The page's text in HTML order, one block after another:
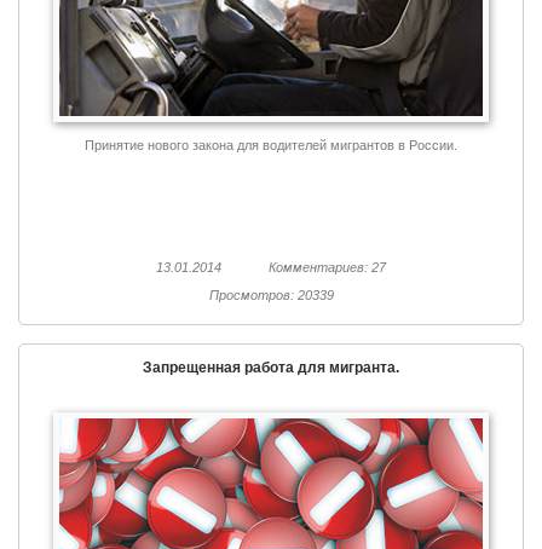
Принятие нового закона для водителей мигрантов в России.
13.01.2014
Комментариев: 27
Просмотров: 20339
Запрещенная работа для мигранта.